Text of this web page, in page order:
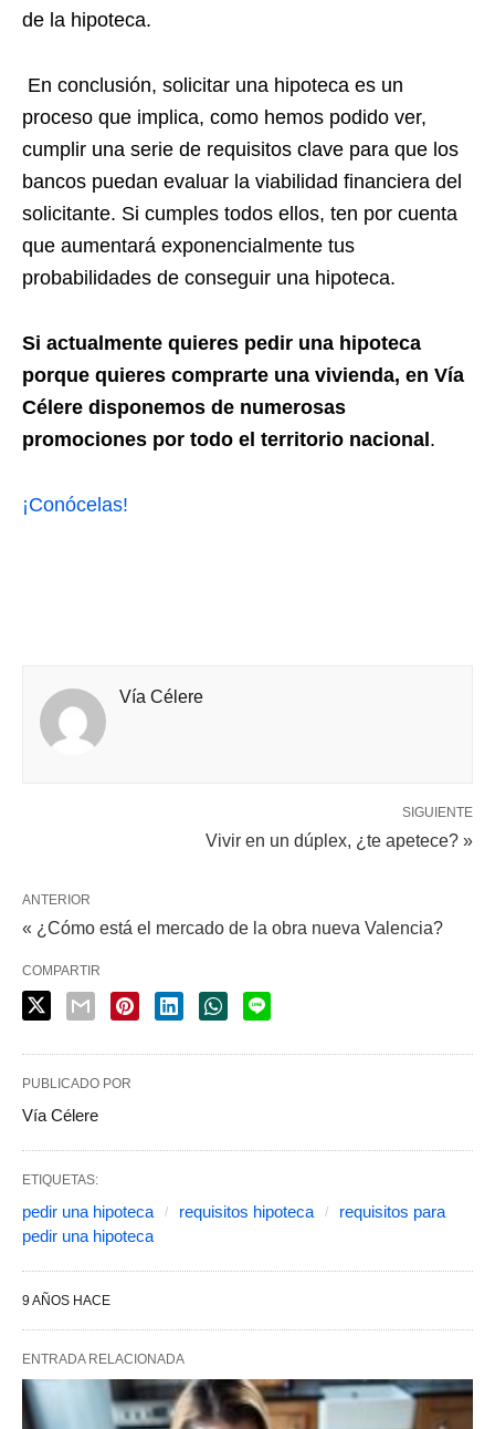
de la hipoteca.
En conclusión, solicitar una hipoteca es un
proceso que implica, como hemos podido ver,
cumplir una serie de requisitos clave para que los
bancos puedan evaluar la viabilidad financiera del
solicitante. Si cumples todos ellos, ten por cuenta
que aumentará exponencialmente tus
probabilidades de conseguir una hipoteca.
Si actualmente quieres pedir una hipoteca
porque quieres comprarte una vivienda, en Vía
Célere disponemos de numerosas
promociones por todo el territorio nacional.
¡Conócelas!
Vía Célere
SIGUIENTE
Vivir en un dúplex, ¿te apetece? »
ANTERIOR
« ¿Cómo está el mercado de la obra nueva Valencia?
COMPARTIR
PUBLICADO POR
Vía Célere
ETIQUETAS:
pedir una hipoteca requisitos hipoteca
requisitos para
pedir una hipoteca
9 AÑOS HACE
ENTRADA RELACIONADA